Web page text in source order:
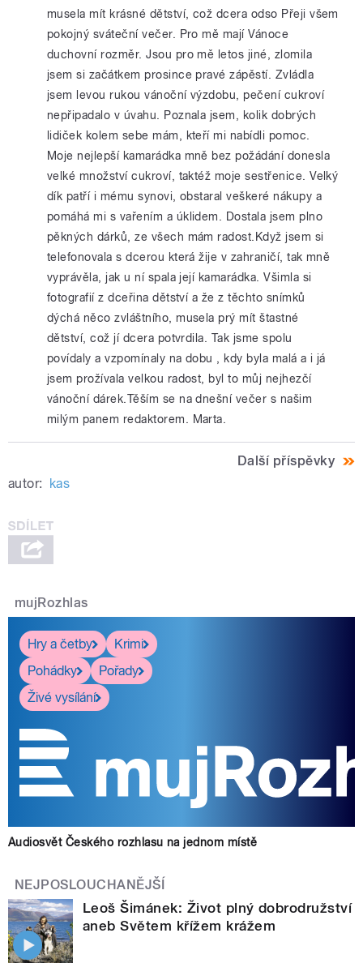
musela mít krásné dětství, což dcera odso Přeji všem
pokojný sváteční večer. Pro mě mají Vánoce
duchovní rozměr. Jsou pro mě letos jiné, zlomila
jsem si začátkem prosince pravé zápěstí. Zvládla
jsem levou rukou vánoční výzdobu, pečení cukroví
nepřipadalo v úvahu. Poznala jsem, kolik dobrých
lidiček kolem sebe mám, kteří mi nabídli pomoc.
Moje nejlepší kamarádka mně bez požádání donesla
velké množství cukroví, taktéž moje sestřenice. Velký
dík patří i mému synovi, obstaral veškeré nákupy a
pomáhá mi s vařením a úklidem. Dostala jsem plno
pěkných dárků, ze všech mám radost.Když jsem si
telefonovala s dcerou která žije v zahraničí, tak mně
vyprávěla, jak u ní spala její kamarádka. Všimla si
fotografií z dceřina dětství a že z těchto snímků
dýchá něco zvláštního, musela prý mít štastné
dětství, což jí dcera potvrdila. Tak jsme spolu
povídaly a vzpomínaly na dobu , kdy byla malá a i já
jsem prožívala velkou radost, byl to můj nejhezčí
vánoční dárek.Těším se na dnešní večer s našim
milým panem redaktorem. Marta.
Další příspěvky
autor: kas
mujRozhlas
Hry a četby
Krimi
Pohádky
Pořady
Živé vysílání
Audiosvět Českého rozhlasu na jednom místě
NEJPOSLOUCHANĚJŠÍ
Leoš Šimánek: Život plný dobrodružství
aneb Světem křížem krážem